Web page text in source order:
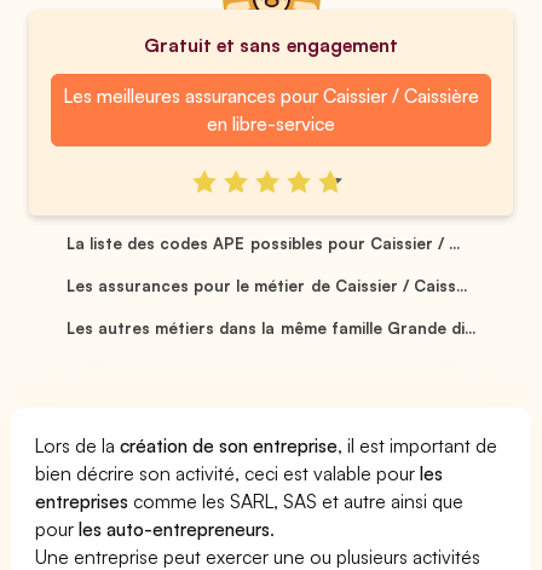
Gratuit et sans engagement
Les meilleures assurances pour Caissier / Caissière
en libre-service
La liste des codes APE possibles pour Caissier / ...
Les assurances pour le métier de Caissier / Caiss...
Les autres métiers dans la même famille Grande di...
Lors de lacréation de son entreprise, il est important de
bien décrire son activité, ceci est valable pourles
entreprises comme les SARL, SAS et autre ainsi que
pourles auto-entrepreneurs.
Une entreprise peut exercer une ou plusieurs activités